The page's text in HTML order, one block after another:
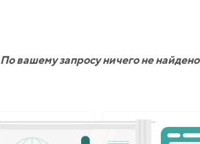
По вашему запросу ничего не найдено